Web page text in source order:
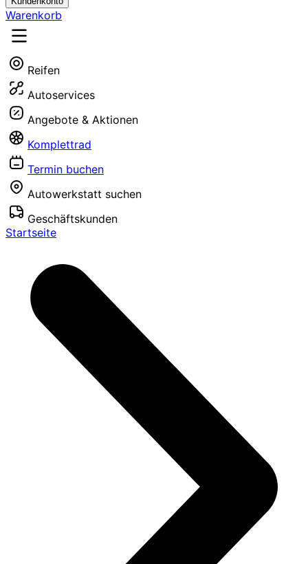
Warenkorb
Reifen
Autoservices
Angebote & Aktionen
Komplettrad
Termin buchen
Autowerkstatt suchen
Geschäftskunden
Startseite